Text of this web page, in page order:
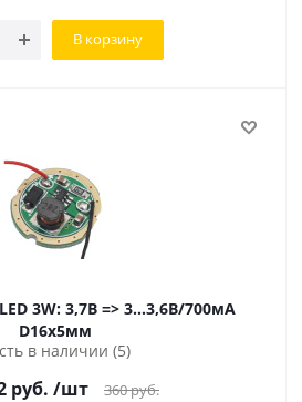
В корзину
D16х5мм
в наличии (5)
руб. /шт 360руб.